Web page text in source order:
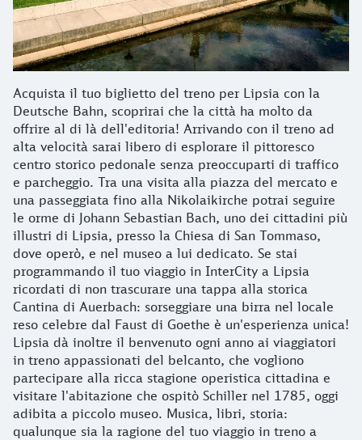
Acquista il tuo biglietto del treno per Lipsia con la
Deutsche Bahn, scoprirai che la città ha molto da
offrire al di là dell'editoria! Arrivando con il treno ad
alta velocità sarai libero di esplorare il pittoresco
centro storico pedonale senza preoccuparti di traffico
e parcheggio. Tra una visita alla piazza del mercato e
una passeggiata fino alla Nikolaikirche potrai seguire
le orme di Johann Sebastian Bach, uno dei cittadini più
illustri di Lipsia, presso la Chiesa di San Tommaso,
dove operò, e nel museo a lui dedicato. Se stai
programmando il tuo viaggio in InterCity a Lipsia
ricordati di non trascurare una tappa alla storica
Cantina di Auerbach: sorseggiare una birra nel locale
reso celebre dal Faust di Goethe è un'esperienza unica!
Lipsia dà inoltre il benvenuto ogni anno ai viaggiatori
in treno appassionati del belcanto, che vogliono
partecipare alla ricca stagione operistica cittadina e
visitare l'abitazione che ospitò Schiller nel 1785, oggi
adibita a piccolo museo. Musica, libri, storia:
qualunque sia la ragione del tuo viaggio in treno a